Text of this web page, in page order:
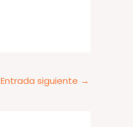
Entrada siguiente →